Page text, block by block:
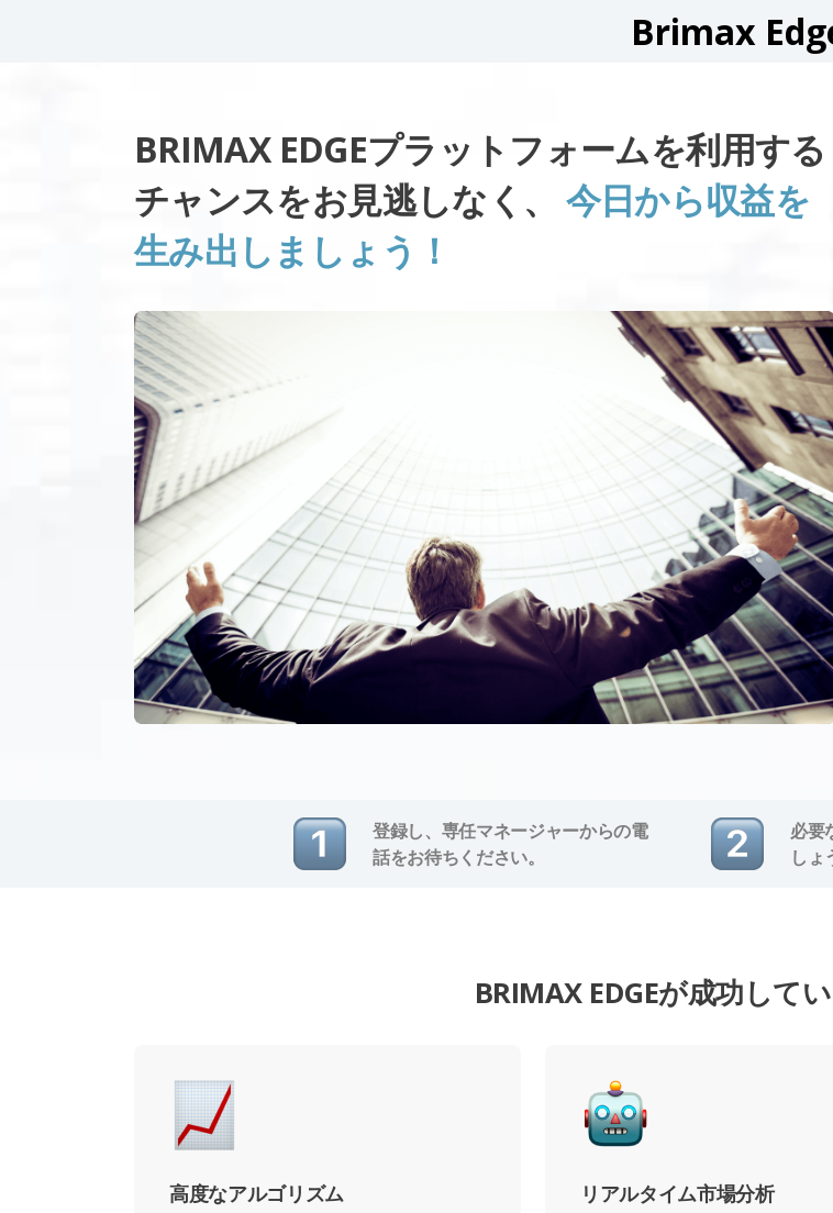
Brimax
BRIMAX EDGEプラットフォームを利用する
チャンスをお見逃しなく、 今日から収益を
生み出しましょう！
登録し、専任マネージャーからの電
話をお待ちください。
必要
しょ
BRIMAX EDGEが成功して
高度なアルゴリズム リアルタイム市場分析